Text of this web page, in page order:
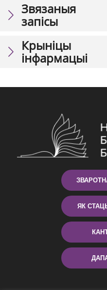
Звязаныя
запісы
Крыніцы
інфармацыі
ЯК